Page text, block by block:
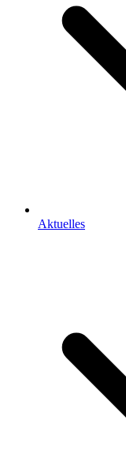
Aktuelles